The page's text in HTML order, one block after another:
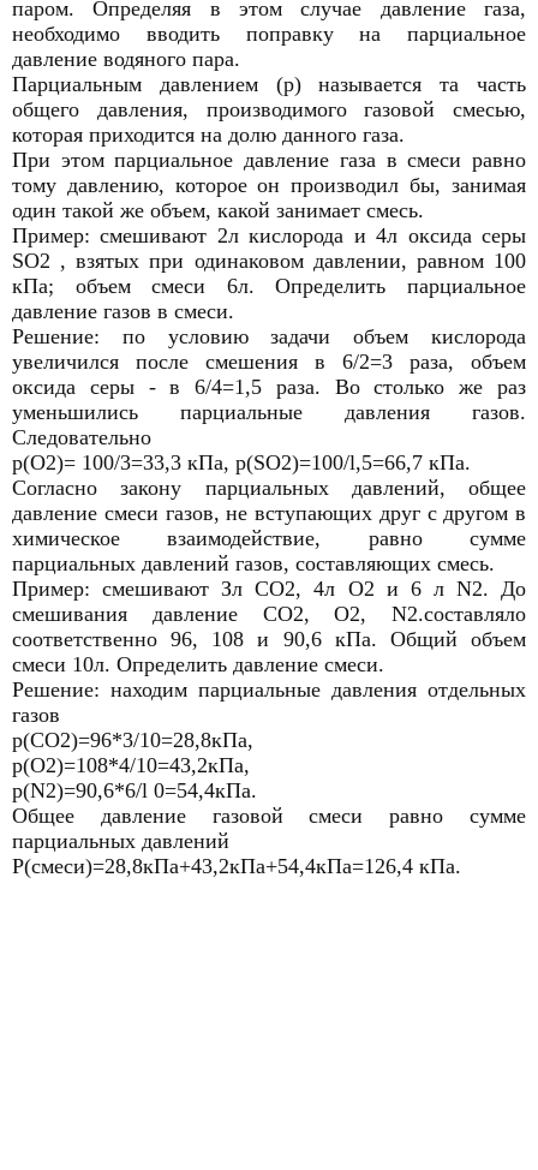
паром. Определяя в этом случае давление газа,
необходимо вводить поправку на парциальное
давление водяного пара.
Парциальным давлением (р) называется та часть
общего давления, производимого газовой смесью,
которая приходится на долю данного газа.
При этом парциальное давление газа в смеси равно
тому давлению, которое он производил бы, занимая
один такой же объем, какой занимает смесь.
Пример: смешивают 2л кислорода и 4л оксида серы
SO2 , взятых при одинаковом давлении, равном 100
кПа; объем смеси 6л. Определить парциальное
давление газов в смеси.
Решение: по условию задачи объем кислорода
увеличился после смешения в 6/2=3 раза, объем
оксида серы - в 6/4=1,5 раза. Во столько же раз
уменьшились парциальные давления газов.
Следовательно
р(О2)= 100/3=33,3 кПа, p(SO2)=100/l,5=66,7 кПа.
Согласно закону парциальных давлений, общее
давление смеси газов, не вступающих друг с другом в
химическое взаимодействие, равно сумме
парциальных давлений газов, составляющих смесь.
Пример: смешивают Зл СО2, 4л О2 и 6 л N2. До
смешивания давление СО2, О2, N2.составляло
соответственно 96, 108 и 90,6 кПа. Общий объем
смеси 10л. Определить давление смеси.
Решение: находим парциальные давления отдельных
газов
р(СО2)=96*3/10=28,8кПа,
р(О2)=108*4/10=43,2кПа,
p(N2)=90,6*6/l 0=54,4кПа.
Общее давление газовой смеси равно сумме
парциальных давлений
Р(смеси)=28,8кПа+43,2кПа+54,4кПа=126,4 кПа.